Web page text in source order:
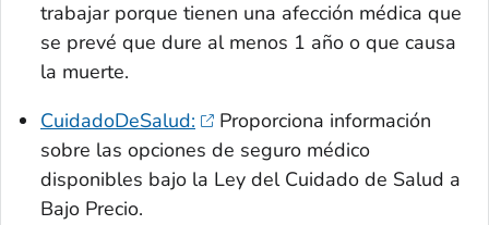
trabajar porque tienen una afección médica que
se prevé que dure al menos 1 año o que causa
la muerte.
CuidadoDeSalud:
Proporciona información
sobre las opciones de seguro médico
disponibles bajo la Ley del Cuidado de Salud a
Bajo Precio.